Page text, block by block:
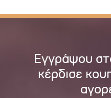
Εγγράψου
κέρδισε